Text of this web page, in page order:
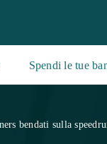
Spendi le tue
bendati sulla